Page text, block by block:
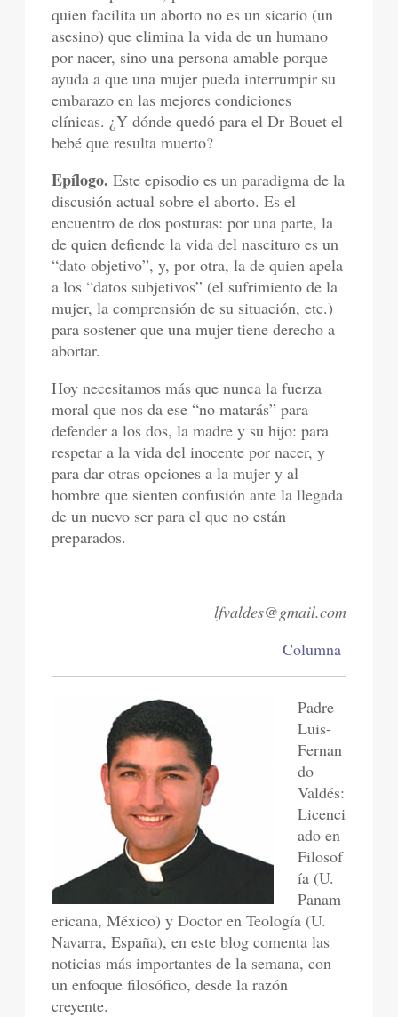
quien facilita un aborto no es un sicario (un
asesino) que elimina la vida de un humano
por nacer, sino una persona amable porque
ayuda a que una mujer pueda interrumpir su
embarazo en las mejores condiciones
clínicas. ¿Y dónde quedó para el Dr Bouet el
bebé que resulta muerto?
Epílogo. Este episodio es un paradigma de la
discusión actual sobre el aborto. Es el
encuentro de dos posturas: por una parte, la
de quien defiende la vida del nascituro es un
“dato objetivo”, y, por otra, la de quien apela
a los “datos subjetivos” (el sufrimiento de la
mujer, la comprensión de su situación, etc.)
para sostener que una mujer tiene derecho a
abortar.
Hoy necesitamos más que nunca la fuerza
moral que nos da ese “no matarás” para
defender a los dos, la madre y su hijo: para
respetar a la vida del inocente por nacer, y
para dar otras opciones a la mujer y al
hombre que sienten confusión ante la llegada
de un nuevo ser para el que no están
preparados.
lfvaldes@gmail.com
Columna
Padre
Luis-
Fernan
do
Valdés:
Licenci
ado en
Filosof
ía (U.
Panam
ericana, México) y Doctor en Teología (U.
Navarra, España), en este blog comenta las
noticias más importantes de la semana, con
un enfoque filosófico, desde la razón
creyente.